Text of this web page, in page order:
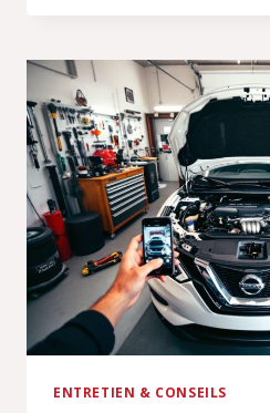
DE
CONDUIRE
:
TÉMOIGNAGES
ET
SOLUTIONS
EFFICACES
ENTRETIEN & CONSEILS